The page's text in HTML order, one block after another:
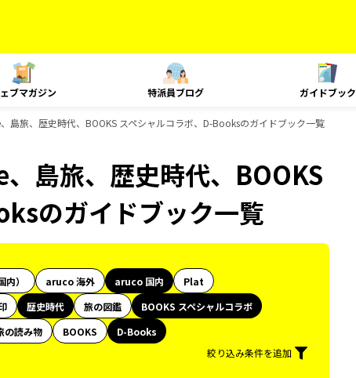
ブマガジン 特派員ブログ ガイドブック
島旅、歴史時代、BOOKS スペシャルコラボ、D-Booksのガイドブック一覧
島旅、歴史時代、BOOKS
のガイドブック一覧
） aruco 海外 aruco 国内
Plat
歴史時代 旅の図鑑
BOOKS スペシャルコラボ
の読み物 BOOKS
D-Books
絞り込み条件を追加